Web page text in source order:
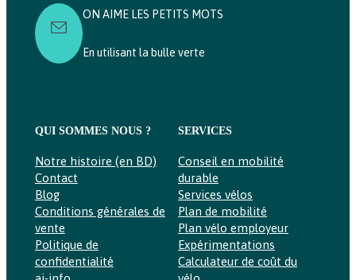
ON AIME LES PETITS MOTS
En utilisant la bulle verte
QUI SOMMES NOUS ?
Notre histoire (en BD)
Contact
Blog
Conditions générales de
vente
Politique de
confidentialité
SERVICES
Conseil en mobilité
durable
Services vélos
Plan de mobilité
Plan vélo employeur
Expérimentations
Calculateur de coût du